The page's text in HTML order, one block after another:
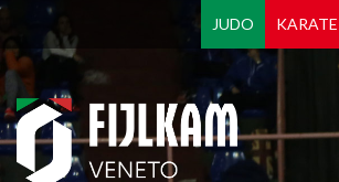
JUDO KARATE